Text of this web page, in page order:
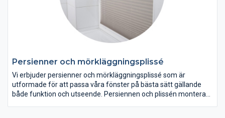
Persienner och mörkläggningsplissé
Vi erbjuder persienner och mörkläggningsplissé som är
utformade för att passa våra fönster på bästa sätt gällande
både funktion och utseende. Persiennen och plissén monteras